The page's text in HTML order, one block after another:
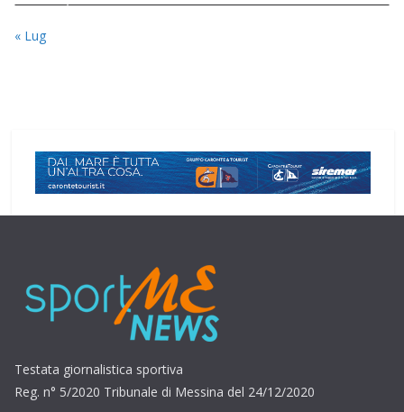
« Lug
Testata giornalistica sportiva
Reg. n° 5/2020 Tribunale di Messina del 24/12/2020